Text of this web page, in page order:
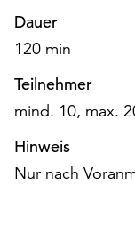
widerrufen.
Dafür
steht
Ihnen
am
Ende
Seite
die
Dauer
120 min
Teilnehmer
mind. 10, max.
Hinweis
Nur nach